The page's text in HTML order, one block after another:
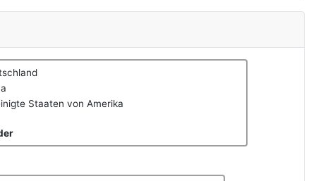
Staaten von Amerika